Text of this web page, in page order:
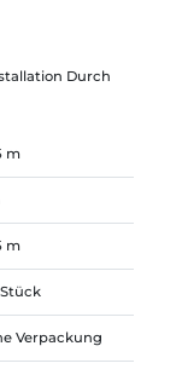
Durch
m
m
Verpackung